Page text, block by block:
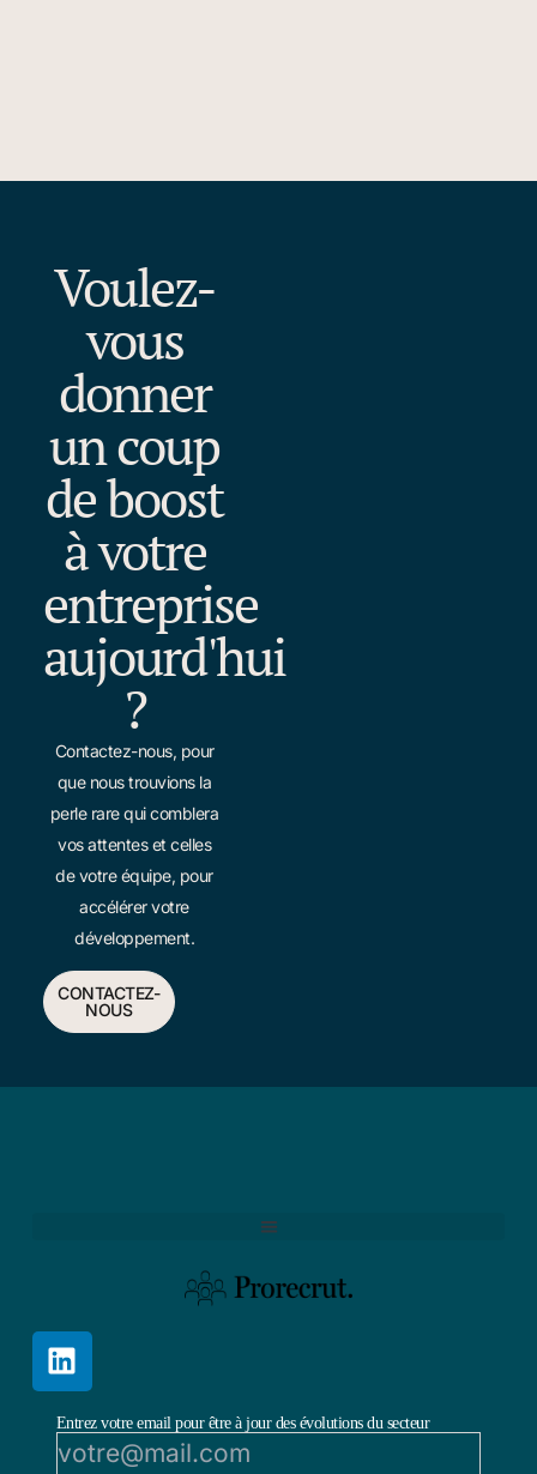
Voulez-
vous
donner
un coup
de boost
à votre
entreprise
aujourd'hui
?
Contactez-nous, pour
que nous trouvions la
perle rare qui comblera
vos attentes et celles
de votre équipe, pour
accélérer votre
développement.
CONTACTEZ-
NOUS
Entrez votre email pour être à jour des évolutions du secteur